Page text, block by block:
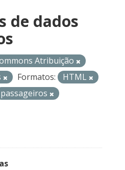
de dados
Atribuição
Formatos:
HTML
passageiros